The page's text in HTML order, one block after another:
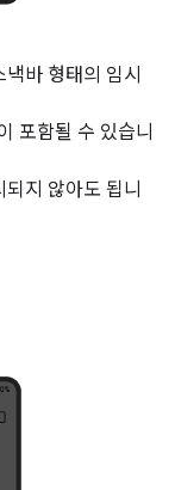
바 형태의 임시
포함될 수 있습니
지 않아도 됩니